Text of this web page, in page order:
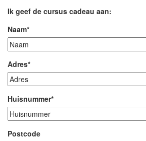
me
aan
voor
de
kluscursus:
Ik geef de cursus cadeau aan:
Naam*
Adres*
Huisnummer*
Postcode